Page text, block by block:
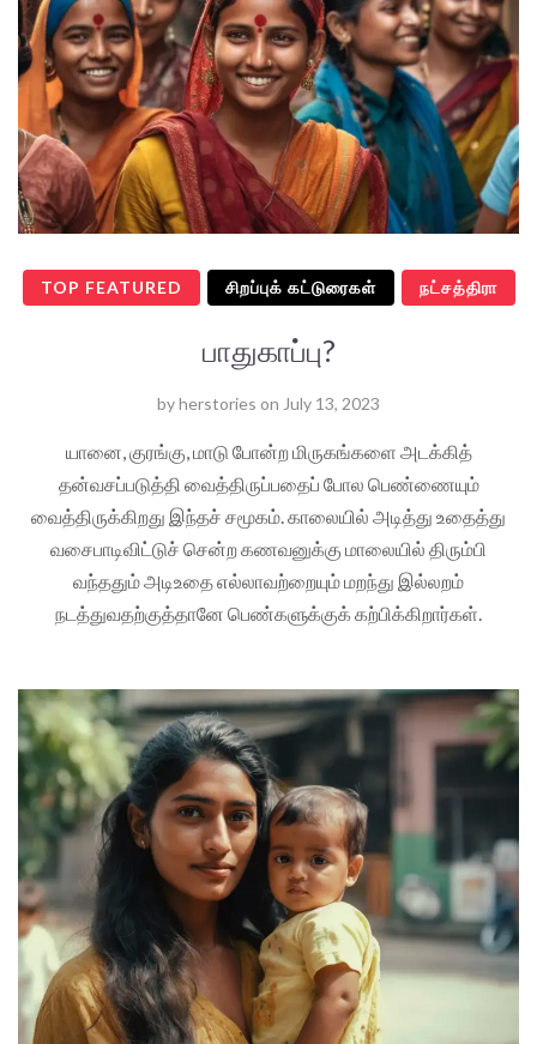
TOP FEATURED சிறப்புக் கட்டுரைகள் நட்சத்திரா
பாதுகாப்பு?
byherstories on July 13, 2023
யானை, குரங்கு, மாடு போன்ற மிருகங்களை அடக்கித்
தன்வசப்படுத்தி வைத்திருப்பதைப் போல பெண்ணையும்
வைத்திருக்கிறது இந்தச் சமூகம். காலையில் அடித்து உதைத்து
வசைபாடிவிட்டுச் சென்ற கணவனுக்கு மாலையில் திரும்பி
வந்ததும் அடிஉதை எல்லாவற்றையும் மறந்து இல்லறம்
நடத்துவதற்குத்தானே பெண்களுக்குக் கற்பிக்கிறார்கள்.